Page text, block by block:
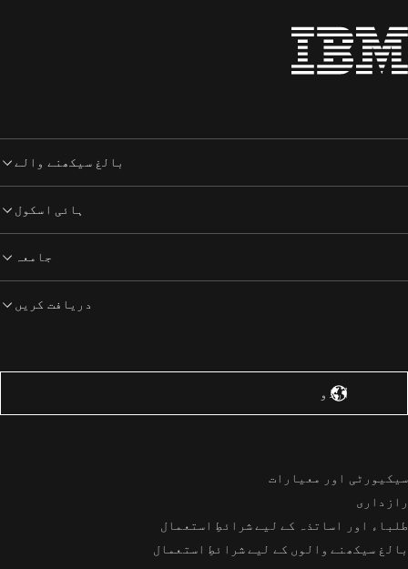
بالغ سیکھنے والے
ہائی اسکول
جامعہ
دریافت کریں
اُردُو‎
سیکیورٹی اور معیارات
رازداری
طلباء اور اساتذہ کے لیے شرائطِ استعمال
بالغ سیکھنے والوں کے لیے شرائطِ استعمال